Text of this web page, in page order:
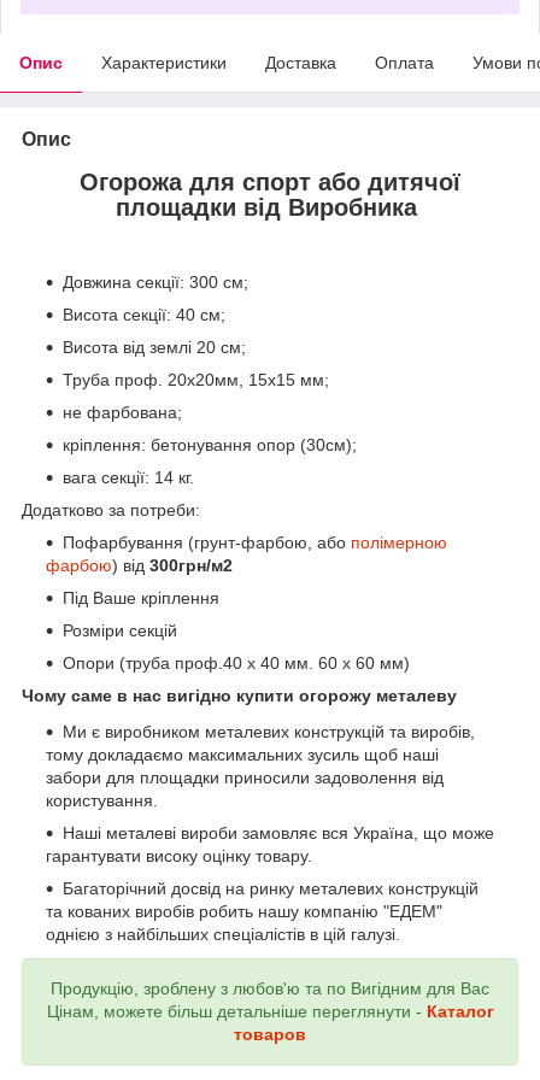
Опис Характеристики Доставка Оплата Умови
Опис
Огорожа для спорт або дитячої
площадки від Виробника
Довжина секції: 300 см;
Висота секції: 40 см;
Висота від землі 20 см;
Труба проф. 20х20мм, 15х15 мм;
не фарбована;
кріплення: бетонування опор (30см);
вага секції: 14 кг.
Додатково за потреби:
Пофарбування (грунт-фарбою, або полімерною
фарбою) від 300грн/м2
Під Ваше кріплення
Розміри секцій
Опори (труба проф.40 х 40 мм. 60 х 60 мм)
Чому саме в нас вигідно купити огорожу металеву
Ми є виробником металевих конструкцій та виробів,
тому докладаємо максимальних зусиль щоб наші
забори для площадки приносили задоволення від
користування.
Наші металеві вироби замовляє вся Україна, що може
гарантувати високу оцінку товару.
Багаторічний досвід на ринку металевих конструкцій
та кованих виробів робить нашу компанію "ЕДЕМ"
однією з найбільших спеціалістів в цій галузі.
Продукцію, зроблену з любов'ю та по Вигідним для Вас
Цінам, можете більш детальніше переглянути - Каталог
товаров